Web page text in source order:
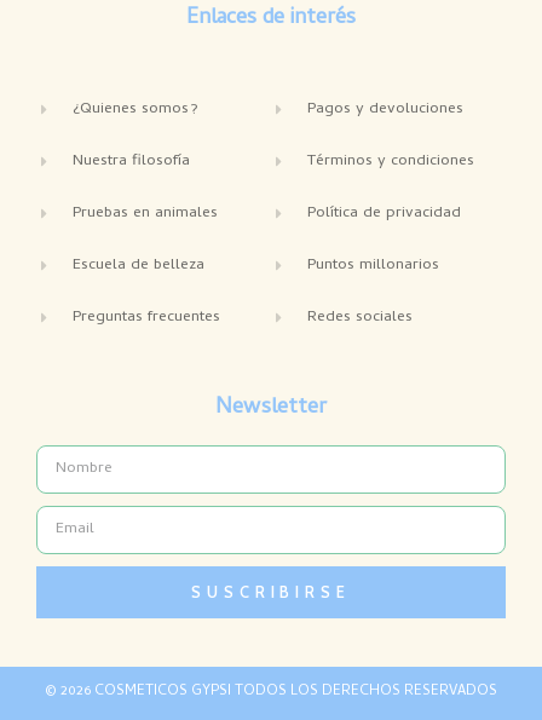
Enlaces de interés
¿Quienes somos?
Nuestra filosofía
Pruebas en animales
Escuela de belleza
Preguntas frecuentes
Pagos y devoluciones
Términos y condiciones
Política de privacidad
Puntos millonarios
Redes sociales
Newsletter
Name
Email
SUSCRIBIRSE
© 2026 COSMETICOS GYPSI TODOS LOS DERECHOS RESERVADOS